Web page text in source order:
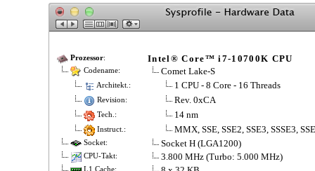
Prozessor: Intel® Core™ i7-10700K CPU
Codename: Comet Lake-S
Architekt.: 1 CPU - 8 Core - 16 Threads
Revision: Rev. 0xCA
Tech.: 14 nm
Instruct.: MMX, SSE, SSE2, SSE3, SSSE3,
Socket: Socket H (LGA1200)
CPU-Takt: 3.800 MHz (Turbo: 5.000 MHz)